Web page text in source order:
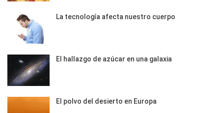
La tecnología afecta nuestro cuerpo
El hallazgo de azúcar en una galaxia
El polvo del desierto en Europa